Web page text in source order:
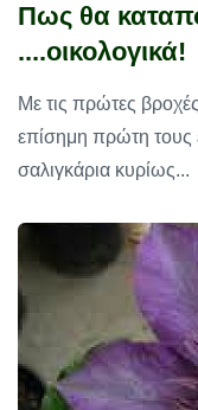
Πως θα
....οικολογικά!
Με τις πρώτες
επίσημη πρώτη τους
σαλιγκάρια κυρίως...